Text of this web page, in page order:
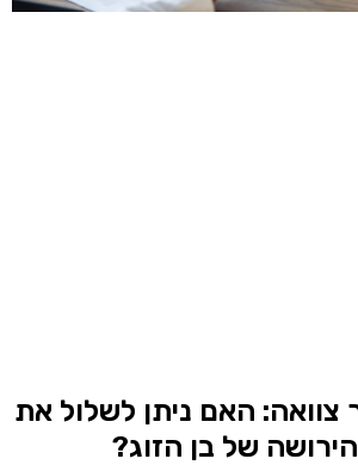
צוואה: האם ניתן לשלול את
של בן הזוג?